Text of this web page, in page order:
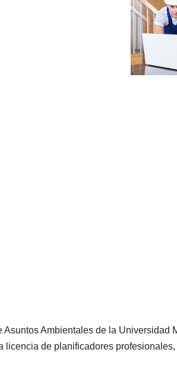
Asuntos Ambientales de la
licencia de planificadores